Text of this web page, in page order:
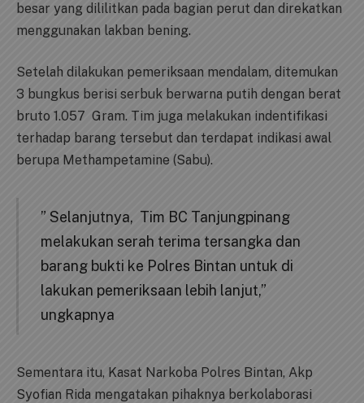
besar yang dililitkan pada bagian perut dan direkatkan
menggunakan lakban bening.
Setelah dilakukan pemeriksaan mendalam, ditemukan
3 bungkus berisi serbuk berwarna putih dengan berat
bruto 1.057 Gram. Tim juga melakukan indentifikasi
terhadap barang tersebut dan terdapat indikasi awal
berupa Methampetamine (Sabu).
” Selanjutnya, Tim BC Tanjungpinang
melakukan serah terima tersangka dan
barang bukti ke Polres Bintan untuk di
lakukan pemeriksaan lebih lanjut,”
ungkapnya
Sementara itu, Kasat Narkoba Polres Bintan, Akp
Syofian Rida mengatakan pihaknya berkolaborasi